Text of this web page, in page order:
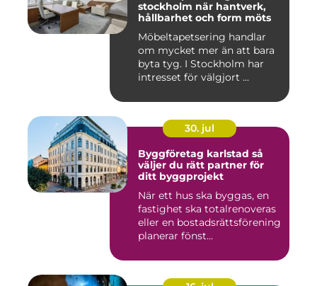
stockholm när hantverk,
hållbarhet och form möts
Möbeltapetsering handlar
om mycket mer än att bara
byta tyg. I Stockholm har
intresset för välgjort ...
30. jul
Byggföretag karlstad så
väljer du rätt partner för
ditt byggprojekt
När ett hus ska byggas, en
fastighet ska totalrenoveras
eller en bostadsrättsförening
planerar fönst...